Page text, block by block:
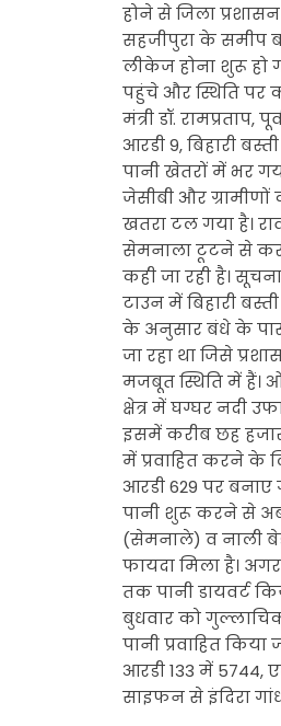
होने से जिला
सहजीपुरा के समीप
लीकेज होना शुरू हो
पहुंचे और स्थिति पर
मंत्री डॉ.
आरडी 9, बिहारी
पानी खेतरों में भर
जेसीबी और
खतरा टल गया है।
सेमनाला टूटने से
कही जा रही है।
टाउन में बिहारी
के अनुसार बंधे के
जा रहा था जिसे
मजबूत स्थिति में हैं।
क्षेत्र में घग्घर नदी
इसमें करीब छह हजार
में प्रवाहित करने के
आरडी 629 पर
पानी शुरू करने से अब
(सेमनाले) व नाली
फायदा मिला है।
तक पानी डायवर्ट
बुधवार को
पानी प्रवाहित
आरडी 133 में 5744,
साइफन से इंदिरा